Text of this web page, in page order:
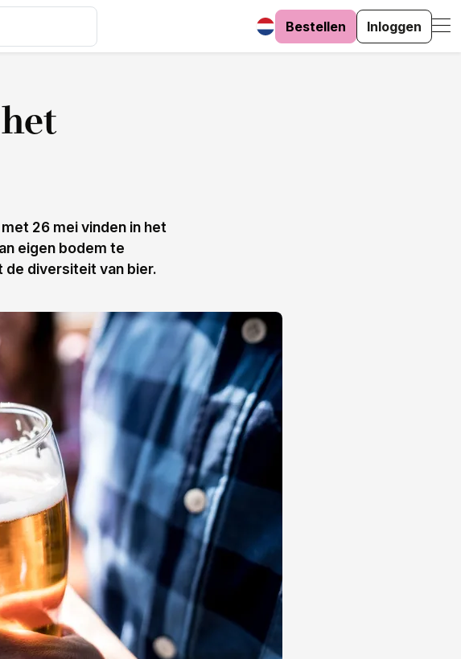
Bestellen Inloggen
26 mei vinden in het
eigen bodem te
de diversiteit van bier.